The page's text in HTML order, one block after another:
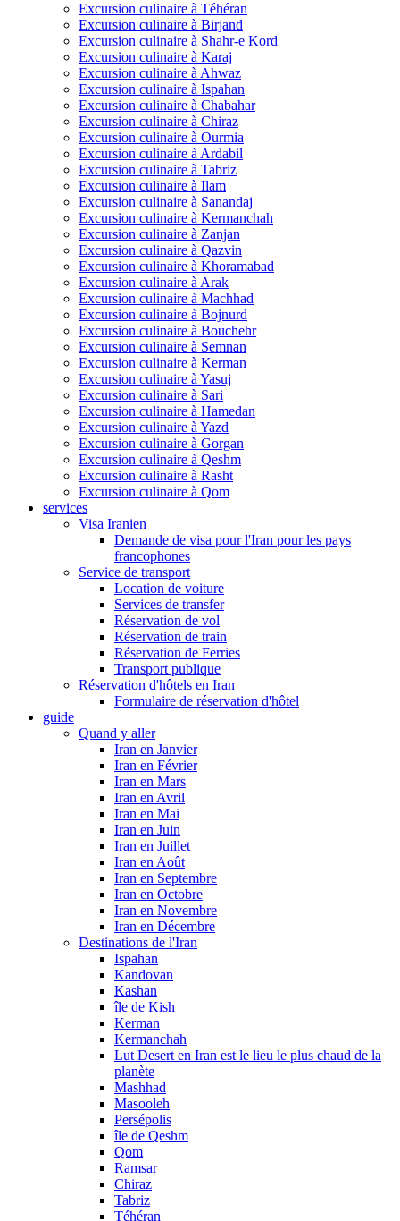
Excursion culinaire à Téhéran
Excursion culinaire à Birjand
Excursion culinaire à Shahr-e Kord
Excursion culinaire à Karaj
Excursion culinaire à Ahwaz
Excursion culinaire à Ispahan
Excursion culinaire à Chabahar
Excursion culinaire à Chiraz
Excursion culinaire à Ourmia
Excursion culinaire à Ardabil
Excursion culinaire à Tabriz
Excursion culinaire à Ilam
Excursion culinaire à Sanandaj
Excursion culinaire à Kermanchah
Excursion culinaire à Zanjan
Excursion culinaire à Qazvin
Excursion culinaire à Khoramabad
Excursion culinaire à Arak
Excursion culinaire à Machhad
Excursion culinaire à Bojnurd
Excursion culinaire à Bouchehr
Excursion culinaire à Semnan
Excursion culinaire à Kerman
Excursion culinaire à Yasuj
Excursion culinaire à Sari
Excursion culinaire à Hamedan
Excursion culinaire à Yazd
Excursion culinaire à Gorgan
Excursion culinaire à Qeshm
Excursion culinaire à Rasht
Excursion culinaire à Qom
services
Visa Iranien
Demande de visa pour l'Iran pour les pays
francophones
Service de transport
Location de voiture
Services de transfer
Réservation de vol
Réservation de train
Réservation de Ferries
Transport publique
Réservation d'hôtels en Iran
Formulaire de réservation d'hôtel
guide
Quand y aller
Iran en Janvier
Iran en Février
Iran en Mars
Iran en Avril
Iran en Mai
Iran en Juin
Iran en Juillet
Iran en Août
Iran en Septembre
Iran en Octobre
Iran en Novembre
Iran en Décembre
Destinations de l'Iran
Ispahan
Kandovan
Kashan
île de Kish
Kerman
Kermanchah
Lut Desert en Iran est le lieu le plus chaud de la
planète
Mashhad
Masooleh
Persépolis
île de Qeshm
Qom
Ramsar
Chiraz
Tabriz
Téhéran